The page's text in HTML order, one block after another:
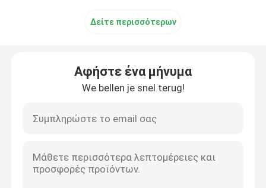
τηλεοπτική διεπαφή αυτοκινήτων
Δείτε περισσότερων
Αφήστε ένα μήνυμα
We bellen je snel terug!